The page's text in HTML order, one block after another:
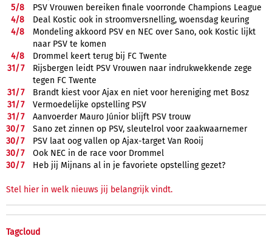
5/8
PSV Vrouwen bereiken finale voorronde Champions League
4/8
Deal Kostic ook in stroomversnelling, woensdag keuring
4/8
Mondeling akkoord PSV en NEC over Sano, ook Kostic lijkt
naar PSV te komen
4/8
Drommel keert terug bij FC Twente
31/7
Rijsbergen leidt PSV Vrouwen naar indrukwekkende zege
tegen FC Twente
31/7
Brandt kiest voor Ajax en niet voor hereniging met Bosz
31/7
Vermoedelijke opstelling PSV
31/7
Aanvoerder Mauro Júnior blijft PSV trouw
30/7
Sano zet zinnen op PSV, sleutelrol voor zaakwaarnemer
30/7
PSV laat oog vallen op Ajax-target Van Rooij
30/7
Ook NEC in de race voor Drommel
30/7 Heb jij Mijnans al in je favoriete opstelling gezet?
Stel hier in welk nieuws jij belangrijk vindt.
Tagcloud